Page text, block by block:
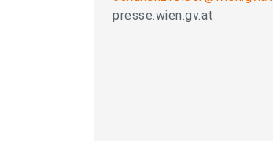
presse.wien.gv.at